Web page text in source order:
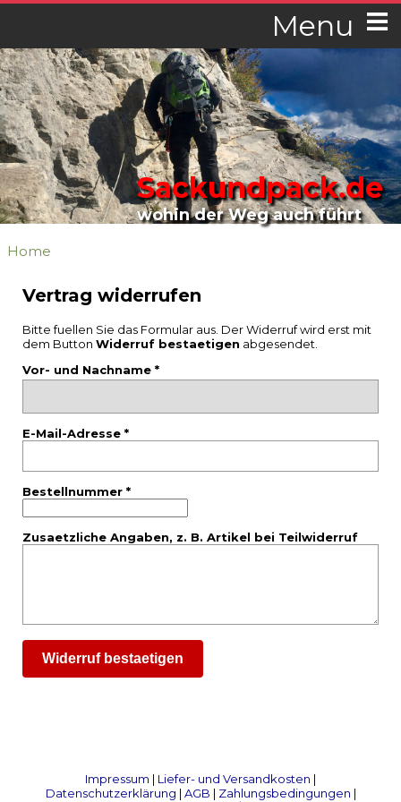
Menu
Sackundpack.de
wohin der Weg auch führt
Home
Vertrag widerrufen
Bitte fuellen Sie das Formular aus. Der Widerruf wird erst mit
dem Button Widerruf bestaetigen abgesendet.
Vor- und Nachname *
E-Mail-Adresse *
Bestellnummer *
Zusaetzliche Angaben, z. B. Artikel bei Teilwiderruf
Widerruf bestaetigen
Impressum | Liefer- und Versandkosten |
Datenschutzerklärung | AGB | Zahlungsbedingungen |